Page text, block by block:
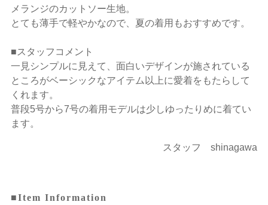
メランジのカットソー生地。
とても薄手で軽やかなので、夏の着用もおすすめです。
■スタッフコメント
一見シンプルに見えて、面白いデザインが施されている
ところがベーシックなアイテム以上に愛着をもたらして
くれます。
普段5号から7号の着用モデルは少しゆったりめに着てい
ます。
スタッフ shinagawa
■Item Information